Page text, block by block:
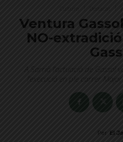
Ventura Gassol
NO-
A Sarrià l’actuació de Gassol
l’execució en ple carrer
Per El